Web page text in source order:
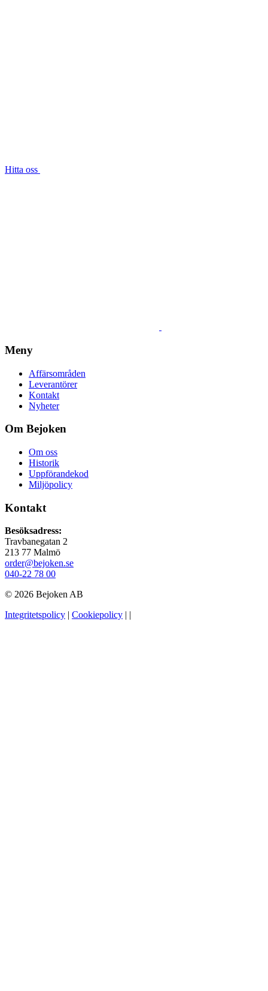
Hitta oss
Meny
Affärsområden
Leverantörer
Kontakt
Nyheter
Om Bejoken
Om oss
Historik
Uppförandekod
Miljöpolicy
Kontakt
Besöksadress:
Travbanegatan 2
213 77 Malmö
order@bejoken.se
040-22 78 00
© 2026 Bejoken AB
Integritetspolicy
Cookiepolicy